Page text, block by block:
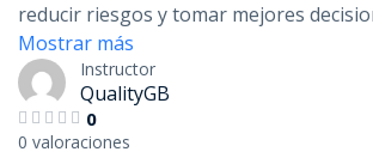
reducir riesgos y tomar mejores
Mostrar más
Instructor
QualityGB
0
0 valoraciones